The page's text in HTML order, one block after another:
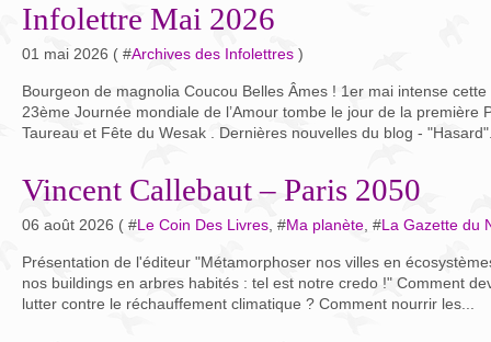
Infolettre Mai 2026
01 mai 2026 ( #Archives des Infolettres )
Bourgeon de magnolia Coucou Belles Âmes ! 1er mai intense
23ème Journée mondiale de l’Amour tombe le jour de la première
Taureau et Fête du Wesak . Dernières nouvelles du blog -
Vincent Callebaut – Paris 2050
06 août 2026 ( #Le Coin Des Livres , #Ma planète , #La Gazette du
Présentation de l'éditeur "Métamorphoser nos villes en
nos buildings en arbres habités : tel est notre credo !" Comment
lutter contre le réchauffement climatique ? Comment nourrir les...